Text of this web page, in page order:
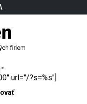
firiem
url="/?s=%s"]